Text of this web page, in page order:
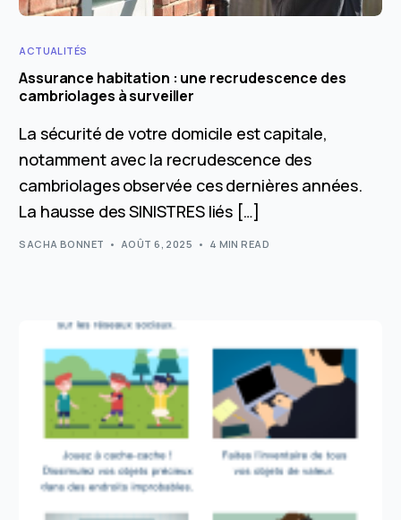
ACTUALITÉS
Assurance habitation : une recrudescence des
cambriolages à surveiller
La sécurité de votre domicile est capitale,
notamment avec la recrudescence des
cambriolages observée ces dernières années.
La hausse des SINISTRES liés […]
SACHA BONNET AOÛT 6, 2025 4 MIN READ